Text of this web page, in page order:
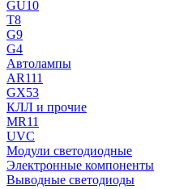
GU10
T8
G9
G4
Автолампы
AR111
GX53
КЛЛ и прочие
MR11
UVC
Модули светодиодные
Электронные компоненты
Выводные светодиоды